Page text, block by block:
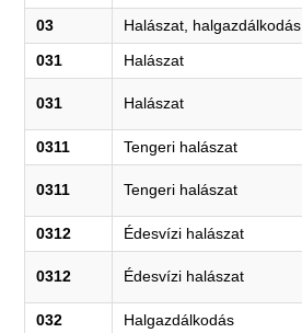
03 Halászat, halgazdálkodás
031 Halászat
031 Halászat
0311 Tengeri halászat
0311 Tengeri halászat
0312 Édesvízi halászat
0312 Édesvízi halászat
032 Halgazdálkodás